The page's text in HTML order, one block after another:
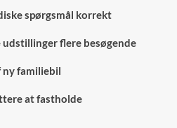
spørgsmål korrekt
flere besøgende
ny familiebil
at fastholde